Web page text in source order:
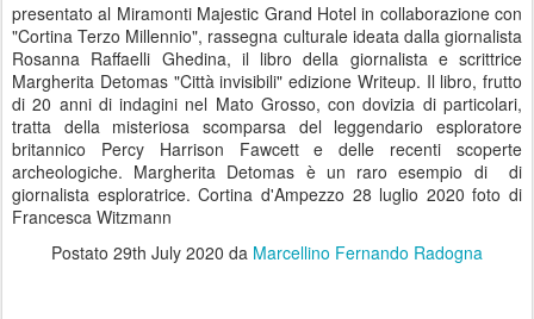
presentato al Miramonti Majestic Grand Hotel in collaborazione con
"Cortina Terzo Millennio", rassegna culturale ideata dalla giornalista
Rosanna Raffaelli Ghedina, il libro della giornalista e scrittrice
Margherita Detomas "Città invisibili" edizione Writeup. Il libro, frutto
di 20 anni di indagini nel Mato Grosso, con dovizia di particolari,
tratta della misteriosa scomparsa del leggendario esploratore
britannico Percy Harrison Fawcett e delle recenti scoperte
archeologiche. Margherita Detomas è un raro esempio di di
giornalista esploratrice. Cortina d'Ampezzo 28 luglio 2020 foto di
Francesca Witzmann
Postato 29th July 2020 da Marcellino Fernando Radogna